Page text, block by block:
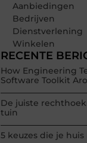
Aanbiedingen
Bedrijven
Dienstverlening
Winkelen
RECENTE
How Engineering
Software Toolkit
De juiste
tuin
5 keuzes die je